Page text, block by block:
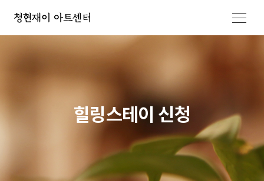
메뉴 열기
힐링스테이 신청